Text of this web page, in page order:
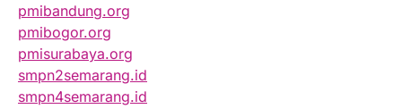
pmibandung.org
pmibogor.org
pmisurabaya.org
smpn2semarang.id
smpn4semarang.id